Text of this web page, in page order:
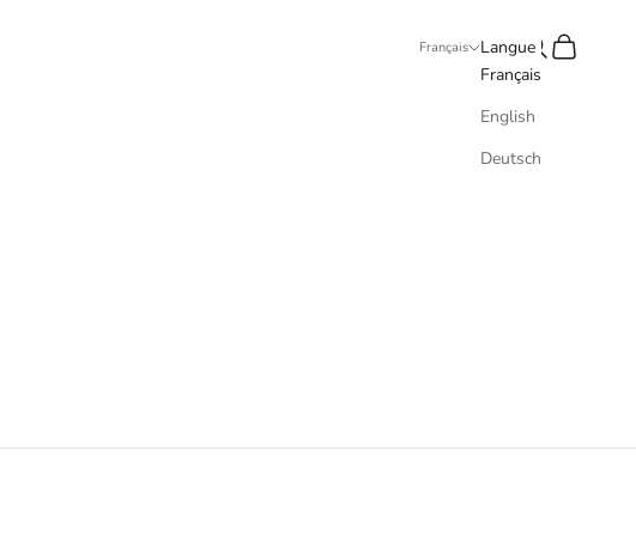
Français
Langue
Français
English
Deutsch
Recherche
Panier